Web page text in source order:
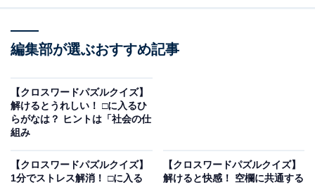
編集部が選ぶおすすめ記事
【クロスワードパズルクイズ】
解けるとうれしい！ □に入るひ
らがなは？ ヒントは「社会の仕
組み
【クロスワードパズルクイズ】
1分でストレス解消！ □に入る
【クロスワードパズルクイズ】
解けると快感！ 空欄に共通する